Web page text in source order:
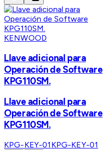
KENWOOD
Llave adicional para
Operación de Software
KPG110SM.
Llave adicional para
Operación de Software
KPG110SM.
KPG-KEY-01 KPG-KEY-01